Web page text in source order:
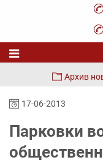
Архив
17-06-2013
Парковки